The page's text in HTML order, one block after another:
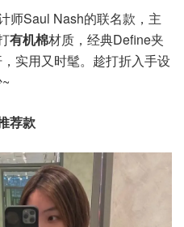
师Saul Nash的联名款，主
有机棉材质，经典Define夹
实用又时髦。趁打折入手设
荐款